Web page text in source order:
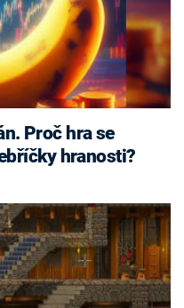
Proč hra se
hranosti?